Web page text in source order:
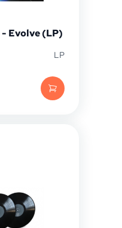
Evolve (LP)
LP